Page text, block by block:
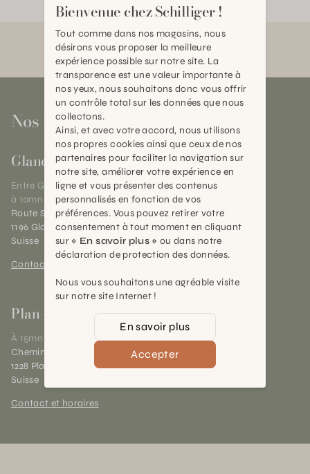
Nos magasins
Gland
Entre Genève et Lausanne,
à 10mn de Nyon
Route Suisse 40
1196 Gland (VD)
Suisse
Contact et horaires
Plan-les-Ouates
À 15mn du centre de Genève
Chemin des Charrotons 25
1228 Plan-les-Ouates (GE)
Suisse
Contact et horaires
Bienvenue chez Schilliger !
Tout comme dans nos magasins, nous
désirons vous proposer la meilleure
expérience possible sur notre site. La
transparence est une valeur importante à
nos yeux, nous souhaitons donc vous offrir
un contrôle total sur les données que nous
collectons.
Ainsi, et avec votre accord, nous utilisons
nos propres cookies ainsi que ceux de nos
partenaires pour faciliter la navigation sur
notre site, améliorer votre expérience en
ligne et vous présenter des contenus
personnalisés en fonction de vos
préférences. Vous pouvez retirer votre
consentement à tout moment en cliquant
sur « En savoir plus » ou dans notre
déclaration de protection des données.
Nous vous souhaitons une agréable visite
sur notre site Internet !
En savoir plus
Accepter